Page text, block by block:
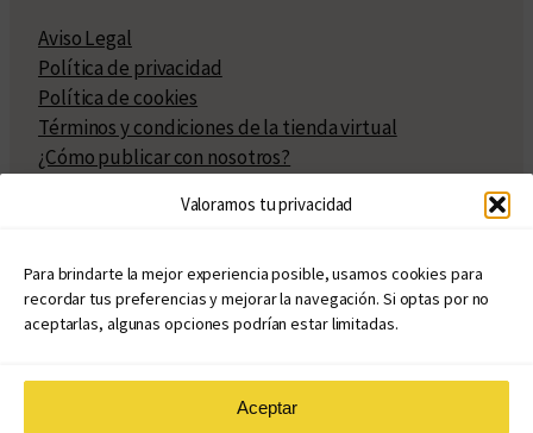
Valoramos tu privacidad
Para brindarte la mejor experiencia posible, usamos cookies para
recordar tus preferencias y mejorar la navegación. Si optas por no
aceptarlas, algunas opciones podrían estar limitadas.
Aceptar
Aviso Legal
Política de privacidad
Política de cookies
Términos y condiciones de la tienda virtual
¿Cómo publicar con nosotros?
Políticas de publicación
Políticas de coedición
Atribuciones